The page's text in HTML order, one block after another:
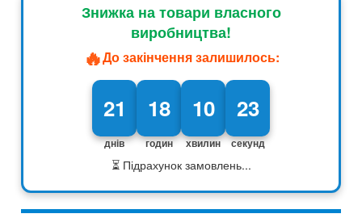
Знижка на товари власного
виробництва!
🔥До закінчення залишилось:
21
днів
18
годин
10
хвилин
21
секунд
⏳ Підрахунок замовлень...